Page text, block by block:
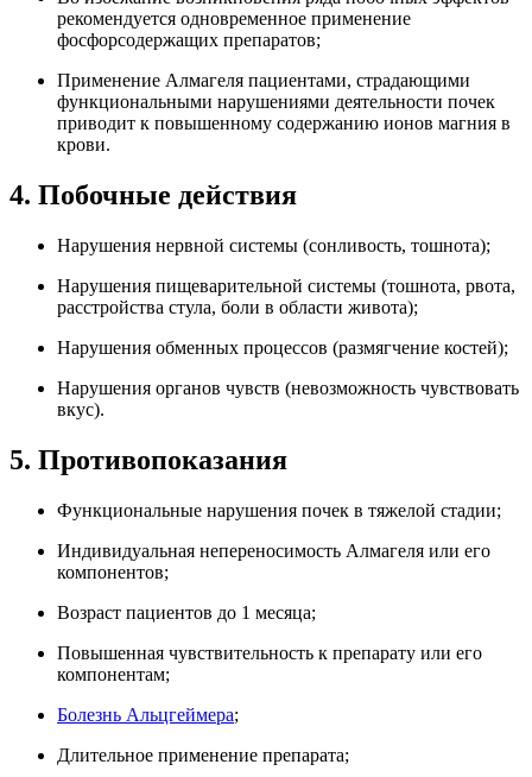
рекомендуется одновременное применение
фосфорсодержащих препаратов;
Применение Алмагеля пациентами, страдающими
функциональными нарушениями деятельности почек
приводит к повышенному содержанию ионов магния в
крови.
4. Побочные действия
Нарушения нервной системы (сонливость, тошнота);
Нарушения пищеварительной системы (тошнота, рвота,
расстройства стула, боли в области живота);
Нарушения обменных процессов (размягчение костей);
Нарушения органов чувств (невозможность чувствовать
вкус).
5. Противопоказания
Функциональные нарушения почек в тяжелой стадии;
Индивидуальная непереносимость Алмагеля или его
компонентов;
Возраст пациентов до 1 месяца;
Повышенная чувствительность к препарату или его
компонентам;
Болезнь Альцгеймера;
Длительное применение препарата;